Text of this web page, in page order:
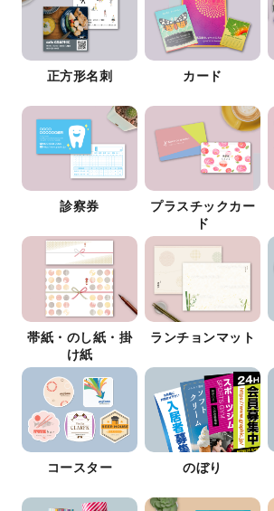
正方形名刺 カード
診察券
プラスチックカー
ド
帯紙・のし紙・掛
け紙
ランチョンマット
コースター のぼり